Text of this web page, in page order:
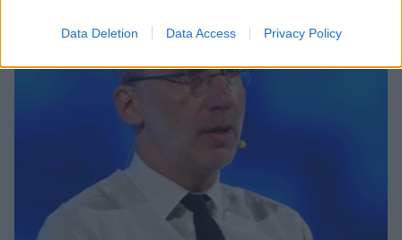
Data Deletion Data Access Privacy Policy